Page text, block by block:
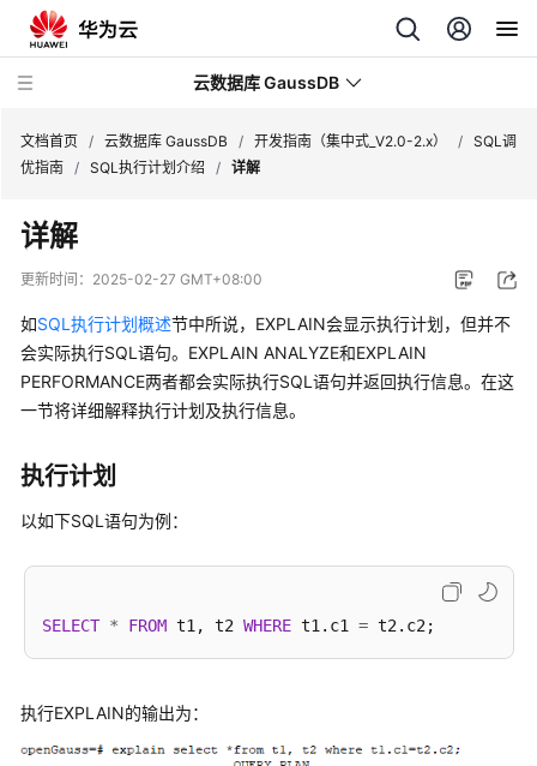
云数据库 GaussDB
最
新
动
服
务
公
产
品
绍
计
快
文档首页 / 云数据库 GaussDB / 开发指南（集中式_V2.0-2.x） / SQL调
优指南 / SQL执行计划介绍 / 详解
详解
更新时间： 2025-02-27 GMT+08:00
如SQL执行计划概述节中所说，EXPLAIN会显示执行计划，但并不
会实际执行SQL语句。EXPLAIN ANALYZE和EXPLAIN
PERFORMANCE两者都会实际执行SQL语句并返回执行信息。在这
一节将详细解释执行计划及执行信息。
执行计划
以如下SQL语句为例：
SELECT * FROM t1, t2 WHERE t1.c1 =
执行EXPLAIN的输出为：